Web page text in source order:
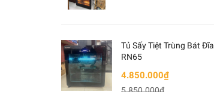
Tủ Sấy Tiệt Trùng Bát Đĩa
RN65
4.850.000₫